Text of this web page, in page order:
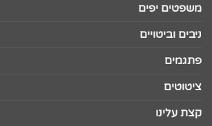
משפטים יפים
ניבים וביטויים
פתגמים
ציטוטים
קצת עלינו